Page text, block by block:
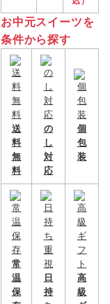
お中元スイーツを
条件から探す
送
料
無
料
の
し
対
応
個
包
装
常
温
保
日
持
高
級